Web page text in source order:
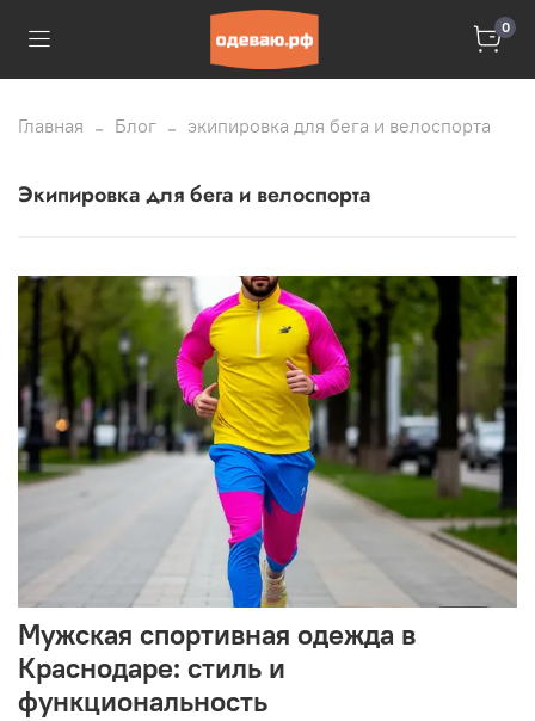
0
Главная Блог экипировка для бега и велоспорта
экипировка для бега и велоспорта
Мужская спортивная одежда в
Краснодаре: стиль и
функциональность